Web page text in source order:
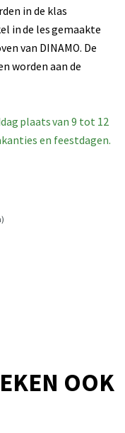
in de klas
in de les gemaakte
van DINAMO. De
worden aan de
plaats van 9 tot 12
en feestdagen.
OOK